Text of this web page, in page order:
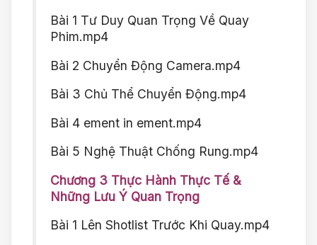
Bài 1 Tư Duy Quan Trọng Về Quay
Phim.mp4
Bài 2 Chuyển Động Camera.mp4
Bài 3 Chủ Thể Chuyển Động.mp4
Bài 4 ement in ement.mp4
Bài 5 Nghệ Thuật Chống Rung.mp4
Chương 3 Thực Hành Thực Tế &
Những Lưu Ý Quan Trọng
Bài 1 Lên Shotlist Trước Khi Quay.mp4